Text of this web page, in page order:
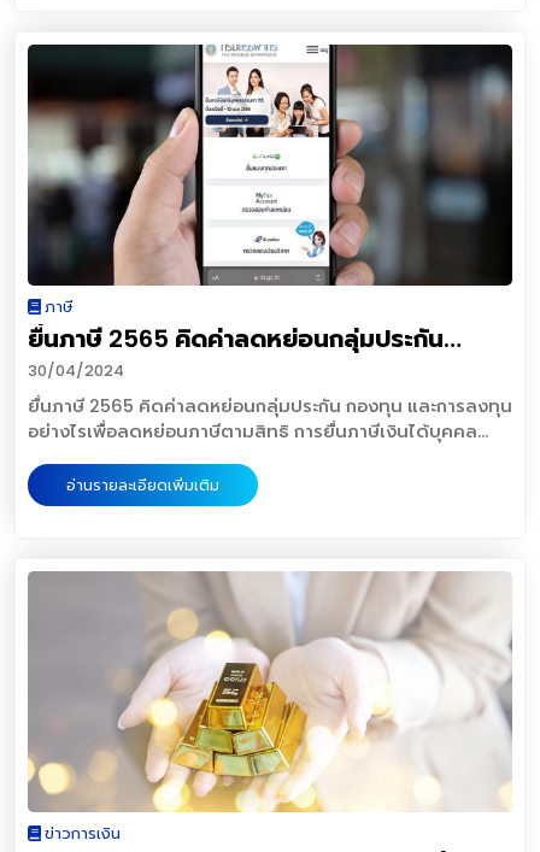
หากมีคนหรือหน่วยงานที่เราติดต่อด้วย ส่งข้อความมาในรูปแบบ
หรือมีพฤติกรรมที่ผิดปกติ ต้องระวัง 3. R (Relationship) –
อย่าหลงเชื่อคนแปลกหน้าที่ส่งข้อความมาขอความช่วยเหลือ
4. G (Grammar) – หากเนื้อความมีการพิมพ์ผิดหลายคำ หรือ
แปลไม่ตรงหลักภาษา ต้องระวัง 5. E (External Link) –
ตรวจสอบลิงก์ที่แนบมากับอีเมลที่ได้รับ 3. การขโมยข้อมูลส่วน
บุคคล (Data Theft) 1. ไม่ให้ข้อมูลสำคัญกับเว็บไซต์หรือ
บริการใด ๆ หากไม่จำเป็น 2. หมั่นติดตามข่าวสารด้าน
Cybersecurity อย่างสม่ำเสมอ หากพบว่ามีข่าวเว็บไซต์หรือ
บริการที่ท่านใช้งานอยู่ถูกขโมยข้อมูลไป ควรรีบเปลี่ยนรหัสผ่าน
หรือดำเนินการต่าง ๆ เพื่อป้องกันหรือลดความเสียหายที่อาจเกิด
ขึ้น เช่น อายัดบัตรเครดิตทันที นอกจากวิธีการเหล่านี้แล้ว สิ่ง
สำคัญที่ลืมไม่ได้ คือ การใช้อุปกรณ์ที่มีการอัพเดตเวอร์ชั่นของ
อุปกรณ์อยู่เสมอ เพื่อความปลอดภัยจากภัยไซเบอร์อื่น ๆ ที่อาจ
เกิดขึ้นในอนาคตด้วย และต้องไม่ทำพฤติกรรมเสี่ยงต่าง ๆ เพื่อ
ไม่ให้เสี่ยงต่อการตกเป็นเหยื่อภัยไซเบอร์ และไม่เกิดความเสีย
ออนไลน์ https://www.prachachat.net/finance/news-
1180540
ทีนี้เรามาดูว่าความแตกต่างระหว่างสัญญาหลักกับสัญญาเพิ่ม
เติมกันบ้างว่ามีอะไรบ้าง1. สัญญาหลักที่ไม่ใช่แบบชั่วระยะเวลาจะมี
มูลค่ากรมธรรม์ แต่สัญญาเพิ่มเติมจะไม่มีมูลค่ากรมธรรม์หรือ
พูดง่ายๆคือ สัญญาเพิ่มเติมถ้าไม่มีการเคลมจะไม่มีเงินคืน
นั่นเอง2. สัญญาหลักเบี้ยจะเท่ากันทุกปีจนครบสัญญา แต่สัญญา
เพิ่มเติมจะมีการปรับเบี้ยตามอายุที่สูงขึ้น3. สัญญาหลักเป็น
สัญญาระยะยาว แต่สัญญาเพิ่มเติมจะเป็นสัญญาแบบปีต่อปี ถ้าปี
ไหนไม่ต้องการทำสามารถยกเลิกได้จากทั้งหมดที่กล่าวมาข้างต้น
จะเห็นว่าสัญญาเพิ่มเติมช่วยเพิ่มความคุ้มครองในส่วนที่เรา
ต้องการเพิ่มจากสัญญาหลักในหลายๆรูปแบบ สิ่งที่อยากเน้นย้ำ
คือสัญญาเพิ่มเติมเป็นสัญญาแบบปีต่อปี ถ้าปีไหนไม่ต้องการทำ
ก็สามารถยกเลิกได้ แต่ข้อควรระวังคือในกรณีถ้าเรายกเลิกไป
แล้วเราอยากกลับมาทำใหม่บริษัทประกันอาจจะมีการพิจารณาการ
รับประกันใหม่เช่น สัญญาเพิ่มเติมประกันสุขภาพอาจจะต้องมีการ
ตรวจร่างกายใหม่และถ้าเราเกิดสุขภาพไม่ดี มีโรค บริษัทประกัน
อาจไม่รับหรือยกเว้นโรคที่เราเป็นใหม่ได้ ดังนั้นก่อนที่เราจะทำ
สัญญาเพิ่มเติมหรือถ้าทำแล้วจะยกเลิกเราควรพิจารณาถึงความ
พร้อมในการจ่ายเบี้ยและความเสี่ยงของเราให้ดีก่อนตัดสินใจ
เพื่อให้ทุกกรมธรรม์ที่เราได้ทำ ตอบโจทย์ความต้องการของเรา
เงินสมดุลมากยิ่งขึ้น ข้อถัดมา คือ จัดทำงบประมาณและลดค่าใช้
จ่าย ในทุกช่วงต้นเดือนการทำบัญชีรายรับ-รายจ่าย จะทำให้
ทราบว่าค่าใช้จ่ายหลัก ๆ ของเราแต่ละเดือนนั้นหมดไปกับค่าอะไร
แต่ละเดือนได้อย่างมีประสิทธิภาพ ซึ่งการจัดทำงบประมาณแต่ละ
เดือนจะทำให้เห็นค่าใช้จ่ายที่แท้จริงและสามารถจัดการได้ถูกวิธี
ต่อมาเพื่อให้ไปถึงฝันได้เร็วขึ้นจำเป็นต้อง หางานเสริม ในยุคที่
ข้าวยากหมากแพง ส่งผลให้การประกอบอาชีพเดียวไม่เพียงพอ
ต่อค่าใช้จ่ายที่เพิ่มสูงมากขึ้นทุกวัน เพราะฉะนั้นการหาอาชีพเสริม
จึงเป็นอีกหนึ่งทางเลือกที่จะช่วยเพิ่มรายได้อย่างดีที่สุด สุดท้าย
ขายสิ่งของที่มีอยู่ ขายของเพื่อเพิ่มรายได้ หากมีสิ่งของที่ไม่
ต้องการใช้แล้ว เราไม่ควรทิ้งไว้อย่างเปล่าประโยชน์เพราะ
สามารถนำมาแปลงให้เป็นเงินสดได้ ไม่ว่าจะเป็น รถคันเก่า
กระเป๋าใบเก่า หรือแม้แต่สิ่งของเล็ก ๆ น้อย ๆ ที่สามารถขายเพื่อ
แลกเปลี่ยนเป็นเงินได้ การเก็บออมเงินเพื่อซื้อบ้านหลังแรกนั้น
ควรค่อยเป็นค่อยไปอย่ารีบร้อนเหมือนการวิ่งแข่งขันระยะสั้น
เพราะหากทำแบบนั้นจะทำให้เราเหนื่อยง่าย ท้อเร็ว ลองนำ 7 ทริค
เงิน หรือ บทความที่เป็นประโยชน์อื่น ๆ อีกมากมาย สามารถ
เข้าไปติดตามบทความดี ๆ ได้ที่ Gen Healthy Life แหล่งที่มา
ข่าวต้นฉบับประชาชาติธุรกิจออนไลน์
https://www.prachachat.net/prachachat-
wealth/news-1174892
เนื่องจากประกันสุขภาพส่วนใหญ่ครอบคลุมทั้งค่ารักษาพยาบาล
ค่าห้อง ค่ายา ค่าแพทย์ และค่าอุปกรณ์อื่น ๆวันนี้เราเลยขออาสา
มารวบรวม 5 เทคนิคในการเลือกประกันภัยสุขภาพให้คุ้มค่าแบบ
ฉบับมนุษย์เงินเดือน รับรองได้เลยว่าไม่ว่าจะสถานการณ์ไหนคุณ
ก็สามารถอุ่นใจได้อย่างเต็มที่เลย1. วงเงินความคุ้มครองเทคนิค
แรกของการเลือกประกันสุขภาพก็คือ การเลือกวงเงินความ
คุ้มครองที่เหมาะสมกับความต้องการของตนเอง โดยอาจเช็กก่อ
นว่าสวัสดิการด้านค่ารักษาพยาบาลที่ได้รับจากประกันกลุ่มของ
บริษัทเดิมครอบคลุมเท่าไหร่ แล้วค่อยพิจารณาเลือกแผนประกัน
สุขภาพเพื่อมาเติมเต็มส่วนที่ขาด เพื่อให้สามารถครอบคลุมค่าใช้
จ่ายในการรักษาพยาบาลในระดับที่เหมาะสมกับบริการทางการ
แพทย์ที่ต้องการยกตัวอย่างเช่น หากมีอาการเจ็บป่วยและต้อง
จ่ายค่ารักษาพยาบาลทั้งหมด 100,000 บาท แต่ประกันกลุ่มมี
วงเงินคุ้มครองเพียง 30,000 บาท หมายความว่าส่วนต่างที่
เหลืออีก 70,000 บาท เราต้องเป็นคนออกเอง ซึ่งถือว่าเป็นเงินที่
ค่อนข้างสูงและอาจกระทบต่อการใช้จ่ายในเดือนนั้นๆ ได้ แต่หาก
คุณมีประกันสุขภาพเพิ่มเติม สามารถนำมายื่นเพื่อหักจากส่วน
ต่างที่เหลือตามวงเงินความคุ้มครองได้เลย2. ประเมินความ
เสี่ยงสุขภาพส่วนตัวสิ่งที่ต้องทำเป็นอันดับถัดมาก็คือ การเช็ก
ทางกรรมพันธุ์ของคนในครอบครัว อาทิ โรคมะเร็ง โรคเบาหวาน
หรือโรคธาลัสซีเมีย เป็นต้น รวมถึงพฤติกรรมการใช้ชีวิตประจำ
วันของตนเองที่อาจเสี่ยงต่อการเกิดโรคร้ายแรง เช่น การดื่ม
สุรา หรือ สูบบุหรี่ อย่างเป็นประจำซึ่งสำหรับพนักงานออฟฟิศอาจ
เสี่ยงเป็นโรคออฟฟิศซินโดรม ความเครียด หรือโรคอื่น ๆ ที่ยัง
อยู่ในระยะเริ่มต้น ดังนั้นหากทำประกันสุขภาพในช่วงอายุนี้ ราคา
เบี้ยอาจจะไม่ได้สูงเท่าช่วงอายุที่มากขึ้น เนื่องจากประสุขภาพ
แต่ละฉบับให้ความคุ้มครองที่ครอบคลุมไม่เหมือนกัน หากคุณรู้ว่า
ตนเองมีความเสี่ยงที่จะเป็นโรคร้ายแรงในอนาคต ก็ซื้อประกัน
สุขภาพที่ครอบคลุมโรคนั้นตั้งแต่เนิ่น ๆ เอาไว้ด้วยเลย3. เบี้ย
ประกันสุขภาพที่เหมาะสมหลังจากที่เช็กแล้วว่าตนเองมีสวัสดิการ
ภาษี
ยื่นภาษี 2565 คิดค่าลดหย่อนกลุ่มประกัน
กองทุน และการลงทุนอย่างไร
30/04/2024
ยื่นภาษี 2565 คิดค่าลดหย่อนกลุ่มประกัน กองทุน และการลงทุน
อย่างไรเพื่อลดหย่อนภาษีตามสิทธิ การยื่นภาษีเงินได้บุคคล
แสดงรายได้ให้กับกรมสรรพากร สำหรับปีนี้ เราสามารถยื่นแบบ
เอกสาร ณ สำนักงานสรรพากรพื้นที่สาขาทุกแห่ง ภายในวันที่ 31
ได้จนถึงวันที่ 8 เม.ย. 66 โดยบุคคลที่ต้องเสียภาษีมีดังนี้ - กรณี
ที่โสด มีรายได้ และได้เงินเกิน 120,000 บาทต่อปี หรือ เฉลี่ยราย
เดือนละ 10,000 บาท ต้องมีหน้าที่ยื่นเสียภาษี - กรณีที่สมรส มี
รายได้ และได้เงินเกิน 220,000 บาทต่อปี หรือ เฉลี่ยรายเดือน
ละ 18,333 บาท ต้องมีหน้าที่ยื่นเสียภาษี สำหรับการลดหย่อน
ภาษีนั้น มีทั้ง ค่าลดหย่อนกลุ่มค่าใช้จ่ายส่วนตัว ค่าลดหย่อนภาษี
ตามมาตรการรัฐ รวมค่าลดหย่อนในกลุ่มเงินบริจาค แต่ที่เราจะ
โฟกัสได้แก่กลุ่ม ค่าลดหย่อนกลุ่มประกัน และการลงทุน โดย
fintips by ttb ได้แนะนำและขยายความไว้ดังนี้ 1. ประกันสังคม
สูงสุด 9,000 บาท แต่เนื่องจากในปี 2565 รัฐบาลมีการลดอัตรา
เงินสมทบประกันสังคม มาตรา 33 ลง 2 ครั้ง ในรอบเดือน พ.ค.
อ่านรายละเอียดเพิ่มเติม
ข่าวการเงิน